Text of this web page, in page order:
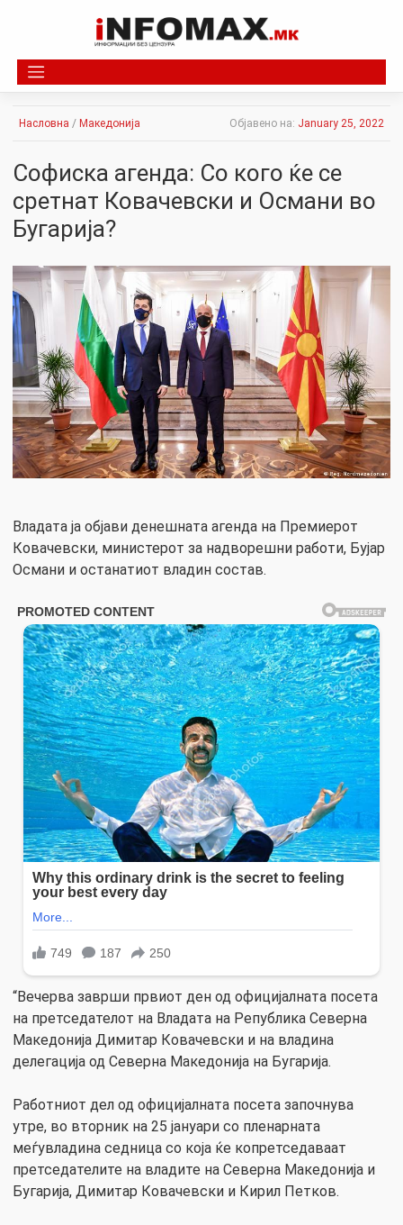
Насловна / Македонија Објавено на: January 25, 2022
Софиска агенда: Со кого ќе се
сретнат Ковачевски и Османи во
Бугарија?
Владата ја објави денешната агенда на Премиерот
Ковачевски, министерот за надворешни работи, Бујар
Османи и останатиот владин состав.
“Вечерва заврши првиот ден од официјалната посета
на претседателот на Владата на Република Северна
Македонија Димитар Ковачевски и на владина
делегација од Северна Македонија на Бугарија.
Работниот дел од официјалната посета започнува
утре, во вторник на 25 јануари со пленарната
меѓувладина седница со која ќе копретседаваат
претседателите на владите на Северна Македонија и
Бугарија, Димитар Ковачевски и Кирил Петков.